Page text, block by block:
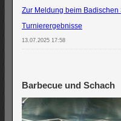
Zur Meldung beim Badischen
Turnierergebnisse
13.07.2025 17:58
Barbecue und Schach